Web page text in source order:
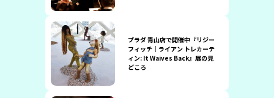
プラダ 青山店で開催中『リジー
フィッチ｜ライアン トレカーテ
ィン: It Waives Back』展の見
どころ